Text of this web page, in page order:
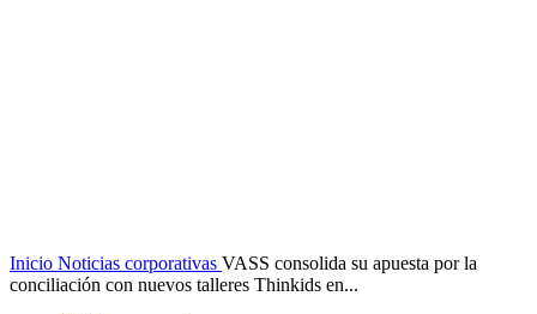
Inicio Noticias corporativas VASS consolida su apuesta por la
conciliación con nuevos talleres Thinkids en...